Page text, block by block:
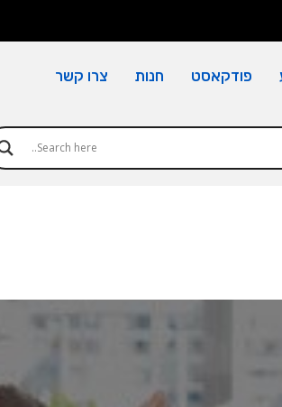
פודקאסט חנות צרו קשר